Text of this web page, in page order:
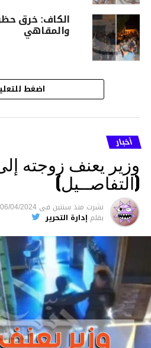
الكاف: خرق
والمقاهي
اضغط
أخبار
وزير يعنف زوجته
(التفاصــيل)
نشرت منذ سنتين فى 06/04/2024
بقلم إدارة التحرير